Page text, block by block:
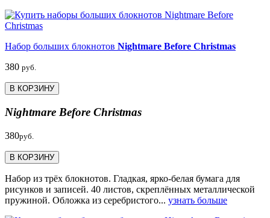
Набор больших блокнотов Nightmare Before Christmas
380 руб.
В КОРЗИНУ
Nightmare Before Christmas
380руб.
В КОРЗИНУ
Набор из трёх блокнотов. Гладкая, ярко-белая бумага для
рисунков и записей. 40 листов, скреплённых металлической
пружиной. Обложка из серебристого... узнать больше